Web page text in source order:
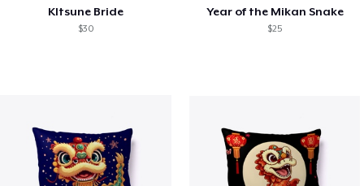
KItsune Bride
$30
Year of the Mikan Snake
$25